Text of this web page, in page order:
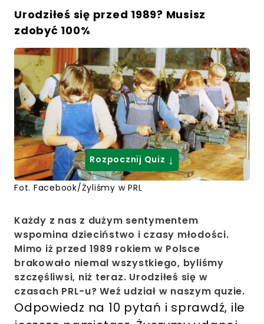
Urodziłeś się przed 1989? Musisz
zdobyć 100%
Fot. Facebook/Żyliśmy w PRL
Rozpocznij Quiz ↓
Każdy z nas z dużym sentymentem
wspomina dzieciństwo i czasy młodości.
Mimo iż przed 1989 rokiem w Polsce
brakowało niemal wszystkiego, byliśmy
szczęśliwsi, niż teraz. Urodziłeś się w
czasach PRL-u? Weź udział w naszym quzie.
Odpowiedz na 10 pytań i sprawdź, ile